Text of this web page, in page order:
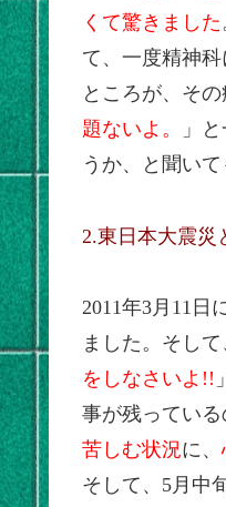
くて驚きました
て、一度精神
ところが、そ
題ないよ。
」
うか、と聞いて
2.東日本大震災
2011年3月11日
ました。そして
をしなさいよ!!
事が残っている
苦しむ状況に、
そして、5月中